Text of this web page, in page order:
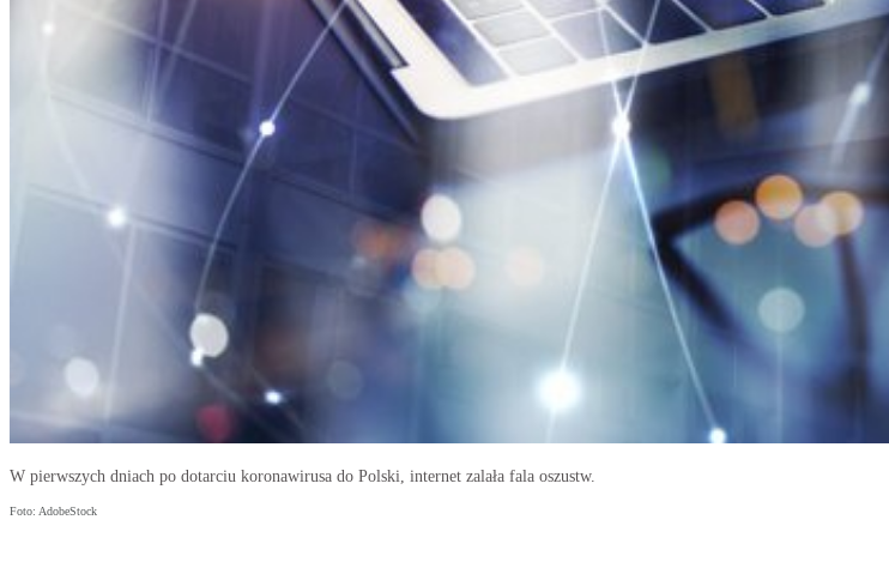
W pierwszych dniach po dotarciu koronawirusa do Polski, internet zalała fala oszustw.
Foto: AdobeStock